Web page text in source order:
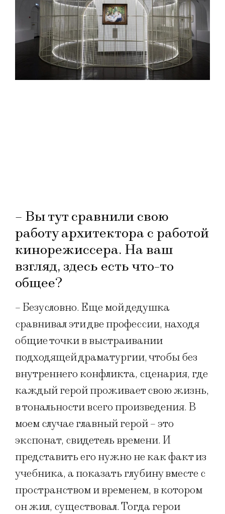
– Вы тут сравнили свою
работу архитектора с работой
кинорежиссера. На ваш
взгляд, здесь есть что-то
общее?
– Безусловно. Еще мой дедушка
сравнивал эти две профессии, находя
общие точки в выстраивании
подходящей драматургии, чтобы без
внутреннего конфликта, сценария, где
каждый герой проживает свою жизнь,
в тональности всего произведения. В
моем случае главный герой – это
экспонат, свидетель времени. И
представить его нужно не как факт из
учебника, а показать глубину вместе с
пространством и временем, в котором
он жил, существовал. Тогда герои